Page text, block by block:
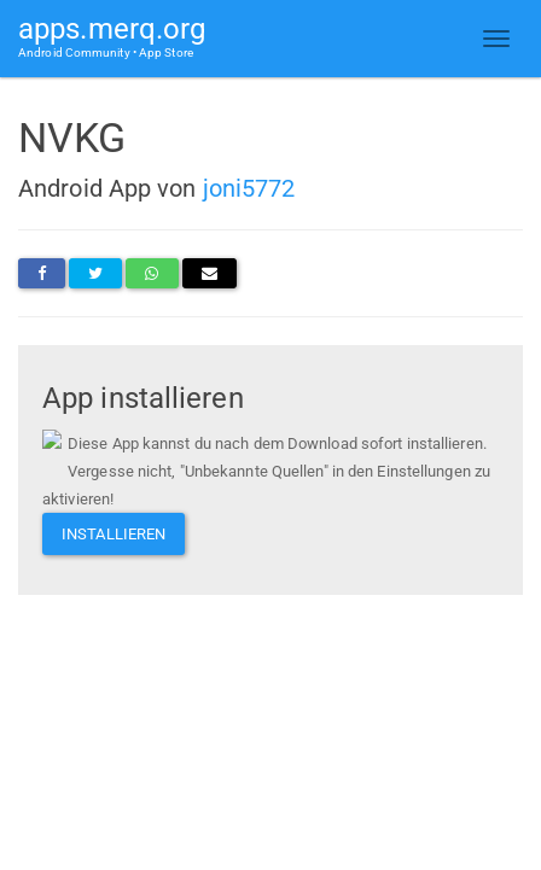
apps.merq.org
Android Community • App Store
NVKG
Android App von joni5772
App installieren
Diese App kannst du nach dem Download sofort installieren.
Vergesse nicht, "Unbekannte Quellen" in den Einstellungen zu
aktivieren!
INSTALLIEREN